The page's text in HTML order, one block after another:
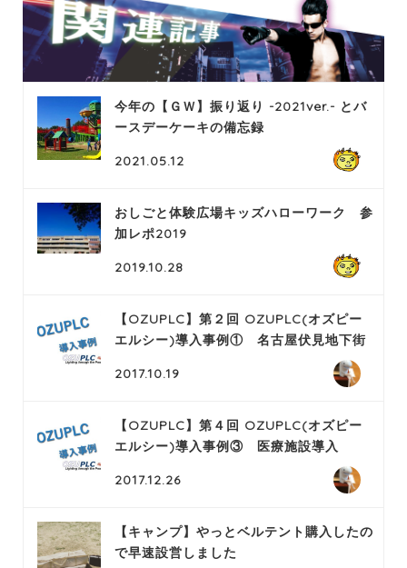
今年の【ＧＷ】振り返り -2021ver.- とバ
ースデーケーキの備忘録
2021.05.12
おしごと体験広場キッズハローワーク 参
加レポ2019
2019.10.28
【OZUPLC】第２回 OZUPLC(オズピー
エルシー)導入事例① 名古屋伏見地下街
2017.10.19
【OZUPLC】第４回 OZUPLC(オズピー
エルシー)導入事例③ 医療施設導入
2017.12.26
【キャンプ】やっとベルテント購入したの
で早速設営しました